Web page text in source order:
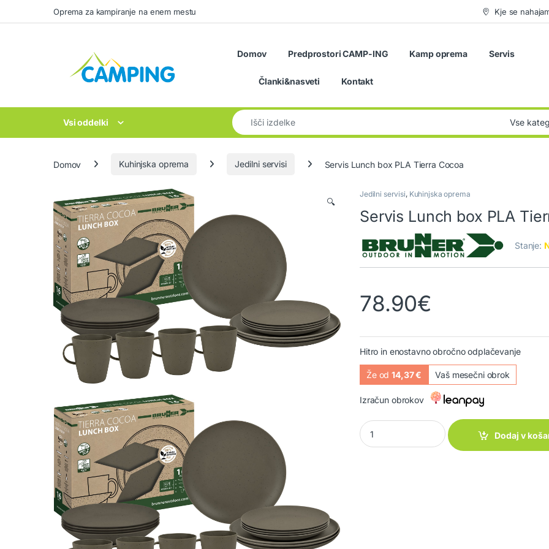
Skip to navigation
Skip to contentOprema za kampiranje na enem mestu Kje se
Domov Predprostori CAMP-ING Kamp oprema Servis
Članki&nasveti Kontakt
Vsi oddelki
Search for:
Domov Kuhinjska oprema Jedilni servisi Servis Lunch box PLA Tierra Cocoa
🔍
Jedilni servisi, Kuhinjska oprema
Servis Lunch box PLA
Stanje:
78.90€
Hitro in enostavno obročno odplačevanje
Že od14,37 € Vaš mesečni obrok
Izračun obrokov
Servis Lunch box PLA Tierra Cocoa quantity
Dodaj v